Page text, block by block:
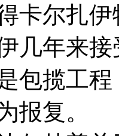
卡尔扎
几年来
包揽工
报复。